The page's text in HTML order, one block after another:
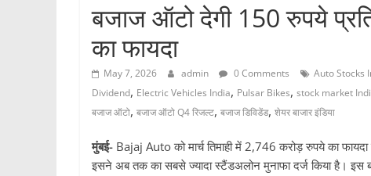
बजाज ऑटो देगी 150 रुपये
का फायदा
May 7, 2026 admin 0 Comments Auto Stocks
Dividend, Electric Vehicles India, Pulsar Bikes, stock market
बजाज ऑटो, बजाज ऑटो Q4 रिजल्ट, बजाज डिविडेंड, शेयर बाजार इंडिया
मुंबई- Bajaj Auto को मार्च तिमाही में 2,746 करोड़ रुपये का
इसने अब तक का सबसे ज्यादा स्टैंडअलोन मुनाफा दर्ज किया है। इस